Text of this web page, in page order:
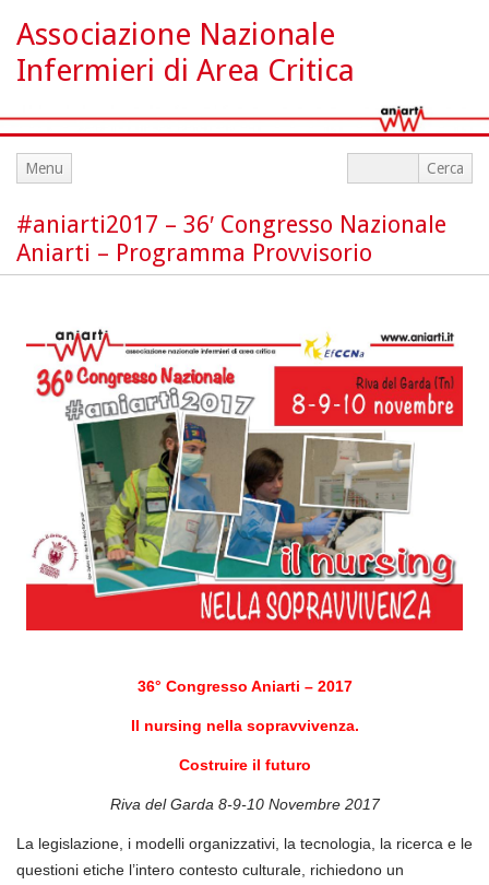
Associazione Nazionale
Infermieri di Area Critica
Menu
#aniarti2017 – 36′ Congresso Nazionale
Aniarti – Programma Provvisorio
36° Congresso Aniarti – 2017
Il nursing nella sopravvivenza.
Costruire il futuro
Riva del Garda 8-9-10 Novembre 2017
La legislazione, i modelli organizzativi, la tecnologia, la ricerca e le
questioni etiche l’intero contesto culturale, richiedono un